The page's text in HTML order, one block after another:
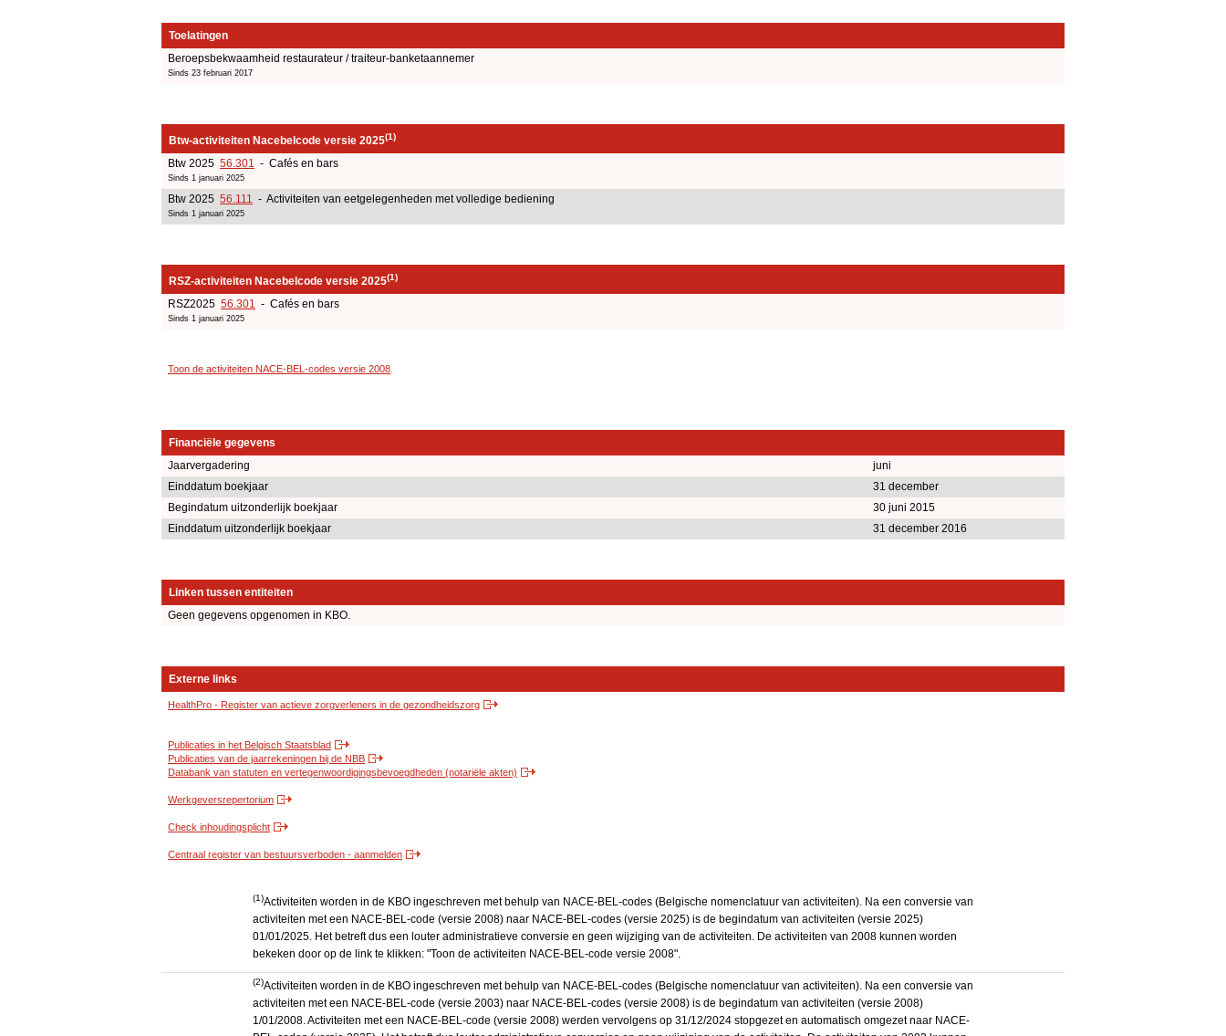
Toelatingen
Beroepsbekwaamheid restaurateur / traiteur-banketaannemer
Sinds 23 februari 2017
Btw-activiteiten Nacebelcode versie 2025(1)
Btw 2025 56.301 - Cafés en bars
Sinds 1 januari 2025
Btw 2025 56.111 - Activiteiten van eetgelegenheden met volledige bediening
Sinds 1 januari 2025
RSZ-activiteiten Nacebelcode versie 2025(1)
RSZ2025 56.301 - Cafés en bars
Sinds 1 januari 2025
Toon de activiteiten NACE-BEL-codes versie 2008
Financiële gegevens
Jaarvergadering
juni
Einddatum boekjaar
31 december
Begindatum uitzonderlijk boekjaar
30 juni 2015
Einddatum uitzonderlijk boekjaar
31 december 2016
Linken tussen entiteiten
Geen gegevens opgenomen in KBO.
Externe links
HealthPro - Register van actieve zorgverleners in de gezondheidszorg
Publicaties in het Belgisch Staatsblad
Publicaties van de jaarrekeningen bij de NBB
Databank van statuten en vertegenwoordigingsbevoegdheden (notariële akten)
Werkgeversrepertorium
Check inhoudingsplicht
Centraal register van bestuursverboden - aanmelden
(1)Activiteiten worden in de KBO ingeschreven met behulp van NACE-BEL-codes (Belgische nomenclatuur van activiteiten). Na een conversie van
activiteiten met een NACE-BEL-code (versie 2008) naar NACE-BEL-codes (versie 2025) is de begindatum van activiteiten (versie 2025)
01/01/2025. Het betreft dus een louter administratieve conversie en geen wijziging van de activiteiten. De activiteiten van 2008 kunnen worden
bekeken door op de link te klikken: "Toon de activiteiten NACE-BEL-code versie 2008".
(2)Activiteiten worden in de KBO ingeschreven met behulp van NACE-BEL-codes (Belgische nomenclatuur van activiteiten). Na een conversie van
activiteiten met een NACE-BEL-code (versie 2003) naar NACE-BEL-codes (versie 2008) is de begindatum van activiteiten (versie 2008)
1/01/2008. Activiteiten met een NACE-BEL-code (versie 2008) werden vervolgens op 31/12/2024 stopgezet en automatisch omgezet naar NACE-